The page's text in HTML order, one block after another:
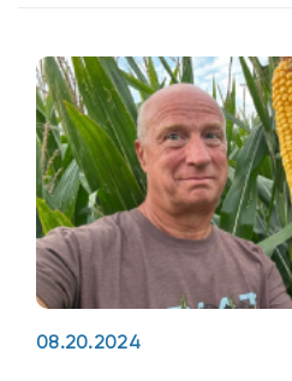
investments, consumer
08.20.2024